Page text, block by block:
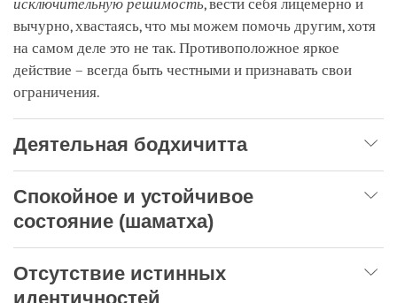
исключительную решимость, вести себя лицемерно и
вычурно, хвастаясь, что мы можем помочь другим, хотя
на самом деле это не так. Противоположное яркое
действие – всегда быть честными и признавать свои
ограничения.
Деятельная бодхичитта
Спокойное и устойчивое
состояние (шаматха)
Отсутствие истинных
идентичностей